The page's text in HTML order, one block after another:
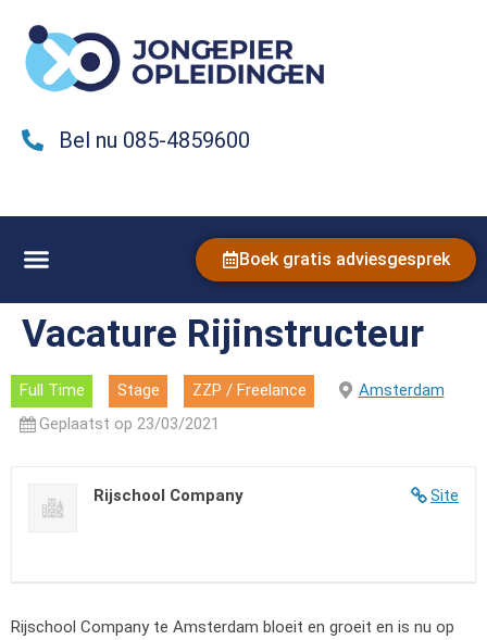
Bel nu 085-4859600
Boek gratis adviesgesprek
Vacature Rijinstructeur
Full Time Stage ZZP / Freelance
Amsterdam
Geplaatst op 23/03/2021
Site
Rijschool Company
Rijschool Company te Amsterdam bloeit en groeit en is nu op